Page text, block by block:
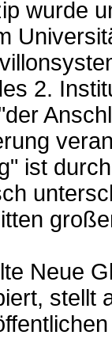
wurde
2.
ist
Neue
stellt